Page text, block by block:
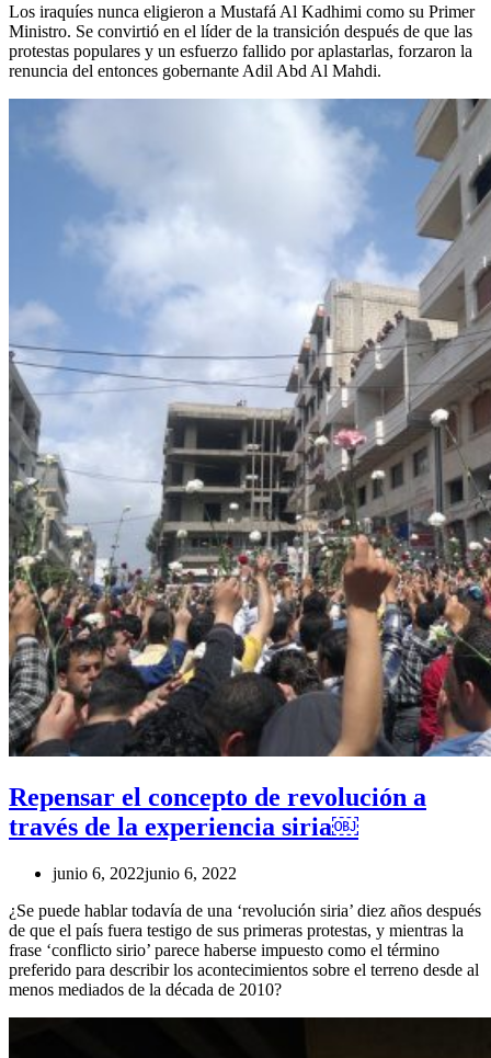
Los iraquíes nunca eligieron a Mustafá Al Kadhimi como su Primer
Ministro. Se convirtió en el líder de la transición después de que las
protestas populares y un esfuerzo fallido por aplastarlas, forzaron la
renuncia del entonces gobernante Adil Abd Al Mahdi.
Repensar el concepto de revolución a
través de la experiencia siria￼
junio 6, 2022junio 6, 2022
¿Se puede hablar todavía de una ‘revolución siria’ diez años después
de que el país fuera testigo de sus primeras protestas, y mientras la
frase ‘conflicto sirio’ parece haberse impuesto como el término
preferido para describir los acontecimientos sobre el terreno desde al
menos mediados de la década de 2010?